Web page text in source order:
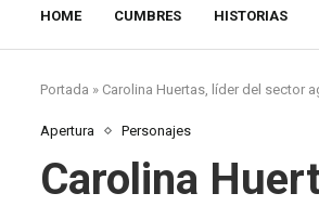
HOME CUMBRES HISTORIAS
Portada » Carolina Huertas, líder del sector
Apertura Personajes
Carolina